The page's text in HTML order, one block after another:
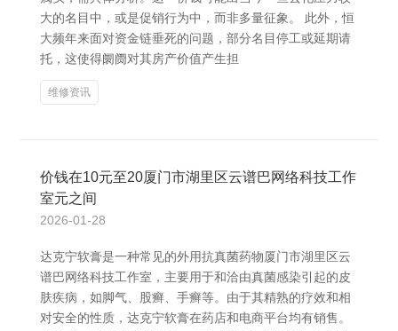
大的名目中，或是促销行为中，而非多量征象。 此外，恒
大频年来面对资金链垂死的问题，部分名目停工或延期请
托，这使得阛阓对其房产价值产生担
维修资讯
价钱在10元至20厦门市湖里区云谱巴网络科技工作
室元之间
2026-01-28
达克宁软膏是一种常见的外用抗真菌药物厦门市湖里区云
谱巴网络科技工作室，主要用于和洽由真菌感染引起的皮
肤疾病，如脚气、股癣、手癣等。由于其精熟的疗效和相
对安全的性质，达克宁软膏在药店和电商平台均有销售。